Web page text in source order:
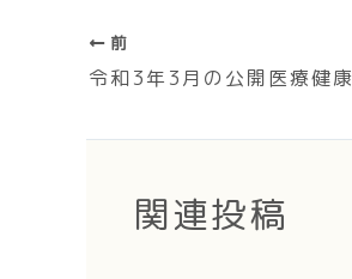
前
令和3年3月の公開医療健
関連投稿